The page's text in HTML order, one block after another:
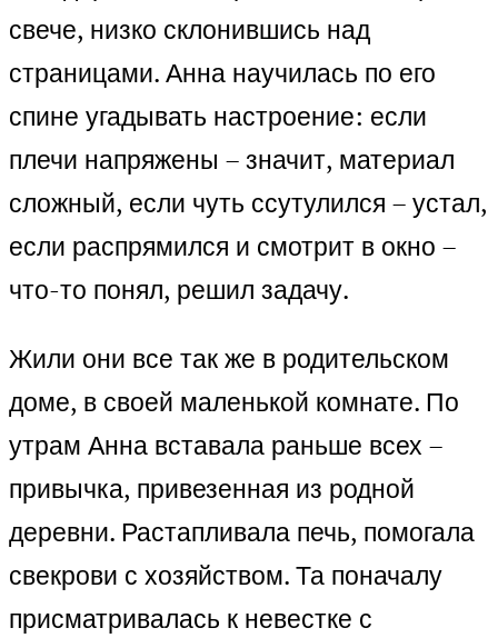
свече, низко склонившись над
страницами. Анна научилась по его
спине угадывать настроение: если
плечи напряжены – значит, материал
сложный, если чуть ссутулился – устал,
если распрямился и смотрит в окно –
что-то понял, решил задачу.
Жили они все так же в родительском
доме, в своей маленькой комнате. По
утрам Анна вставала раньше всех –
привычка, привезенная из родной
деревни. Растапливала печь, помогала
свекрови с хозяйством. Та поначалу
присматривалась к невестке с